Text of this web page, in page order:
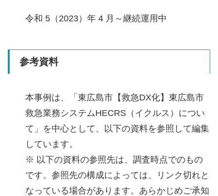
令和 5（2023）年 4 月～継続運用中
参考資料
本事例は、「東広島市【救急DX化】東広島市
救急業務システムHECRS（イクルス）につい
て」を中心として、以下の資料を参照して編集
しています。
※ 以下の資料の参照先は、調査時点でのもの
です。参照先の構成によっては、リンク切れと
なっている場合があります。あらかじめご承知